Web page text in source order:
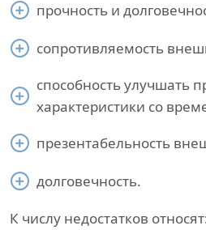
прочность и
сопротивляемость
способность улучшать
характеристики со
презентабельность
долговечность.
К числу недостатков